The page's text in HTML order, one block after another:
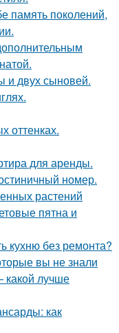
память поколений,
и двух сыновей.
оттенках.
для аренды.
номер.
растений
пятна и
кухню без ремонта?
вы не знали
какой лучше
как